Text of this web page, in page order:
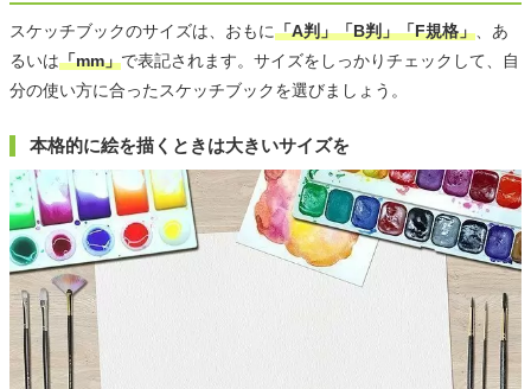
スケッチブックのサイズは、おもに「A判」「B判」「F規格」 、あ
るいは「mm」で表記されます。サイズをしっかりチェックして、自
分の使い方に合ったスケッチブックを選びましょう。
本格的に絵を描くときは大きいサイズを